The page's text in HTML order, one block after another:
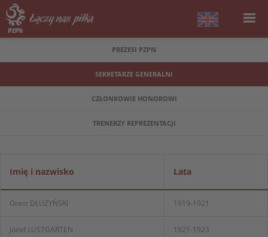
PREZESI PZPN
SEKRETARZE GENERALNI
CZŁONKOWIE HONOROWI
TRENERZY REPREZENTACJI
Imię i nazwisko Lata
Orest DŁUŻYŃSKI 1919-1921
Józef LUSTGARTEN 1921-1923